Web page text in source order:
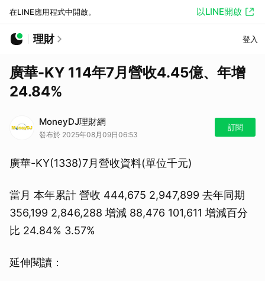
在LINE應用程式中開啟。 以LINE開啟
理財 登入
廣華-KY 114年7月營收4.45億、年增
24.84%
MoneyDJ理財網
發布於 2025年08月09日06:53
訂閱
廣華-KY(1338)7月營收資料(單位千元)
當月 本年累計 營收 444,675 2,947,899 去年同期
356,199 2,846,288 增減 88,476 101,611 增減百分
比 24.84% 3.57%
延伸閱讀：